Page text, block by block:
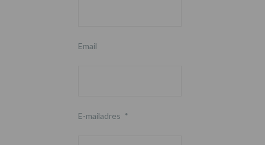
Email
E-mailadres *